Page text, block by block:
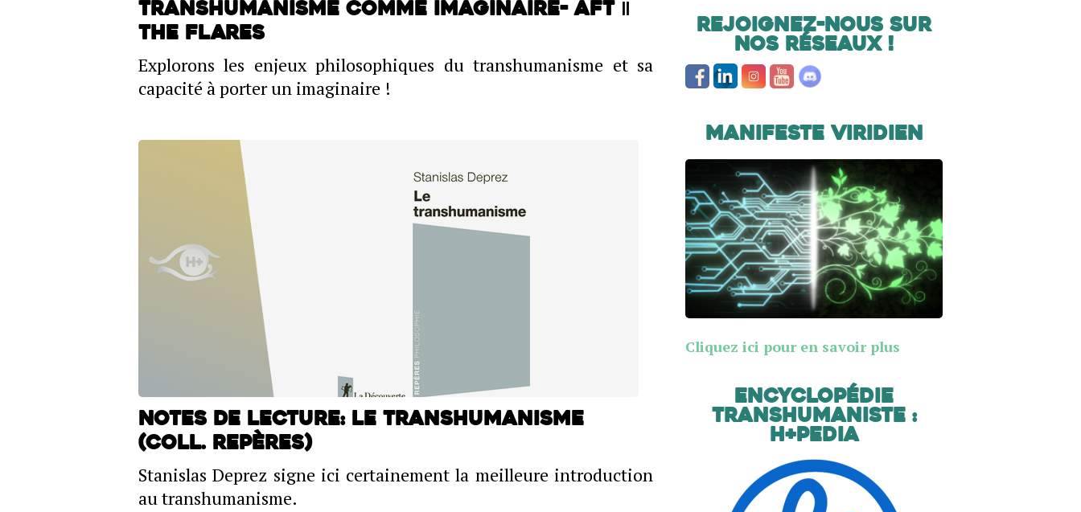
transhumanisme comme imaginaire- AFT ‖
THE FLARES
Explorons les enjeux philosophiques du transhumanisme et sa
capacité à porter un imaginaire !
Notes de lecture: Le Transhumanisme
(coll. Repères)
Stanislas Deprez signe ici certainement la meilleure introduction
au transhumanisme.
Rejoignez-nous sur
nos réseaux !
Manifeste Viridien
Cliquez ici pour en savoir plus
Encyclopédie
transhumaniste :
H+Pedia